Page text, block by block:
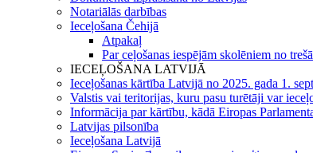
Notariālās darbības
Ieceļošana Čehijā
Atpakaļ
Par ceļošanas iespējām skolēniem no
IECEĻOŠANA LATVIJĀ
Ieceļošanas kārtība Latvijā no 2025. gada 1.
Valstis vai teritorijas, kuru pasu turētāji var
Informācija par kārtību, kādā Eiropas
Latvijas pilsonība
Ieceļošana Latvijā